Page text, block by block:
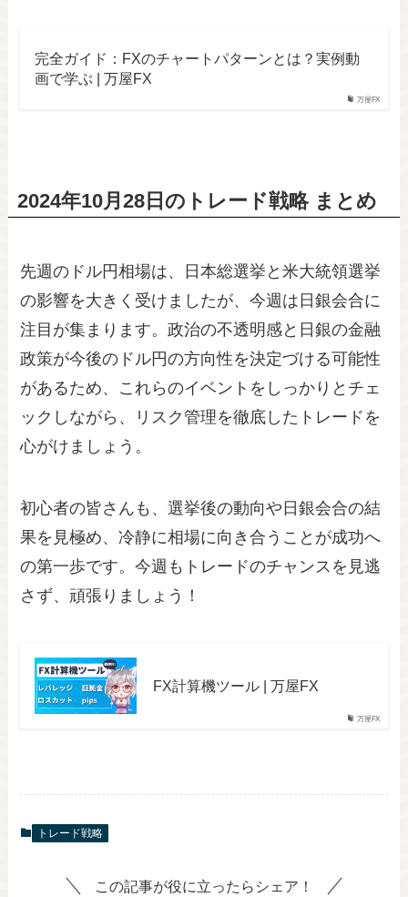
万屋FX
完全ガイド：FXのチャートパターンとは？実例動
画で学ぶ | 万屋FX
2024年10月28日のトレード戦略 まとめ
先週のドル円相場は、日本総選挙と米大統領選挙
の影響を大きく受けましたが、今週は日銀会合に
注目が集まります。政治の不透明感と日銀の金融
政策が今後のドル円の方向性を決定づける可能性
があるため、これらのイベントをしっかりとチェ
ックしながら、リスク管理を徹底したトレードを
心がけましょう。
初心者の皆さんも、選挙後の動向や日銀会合の結
果を見極め、冷静に相場に向き合うことが成功へ
の第一歩です。今週もトレードのチャンスを見逃
さず、頑張りましょう！
万屋FX
FX計算機ツール | 万屋FX
トレード戦略
この記事が役に立ったらシェア！